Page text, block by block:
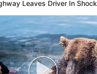
Leaves Driver In Shock